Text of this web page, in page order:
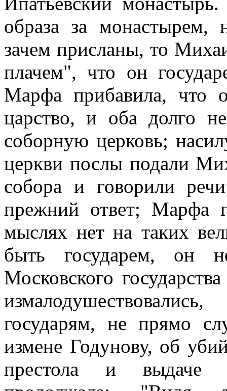
образа за
зачем присланы, то
плачем", что он
Марфа прибавила, что
царство, и оба долго
соборную церковь;
церкви послы подали
собора и говорили
прежний ответ; Марфа
мыслях нет на таких
быть государем, он
Московского
государям, не прямо
измене Годунову, об
престола и выдаче